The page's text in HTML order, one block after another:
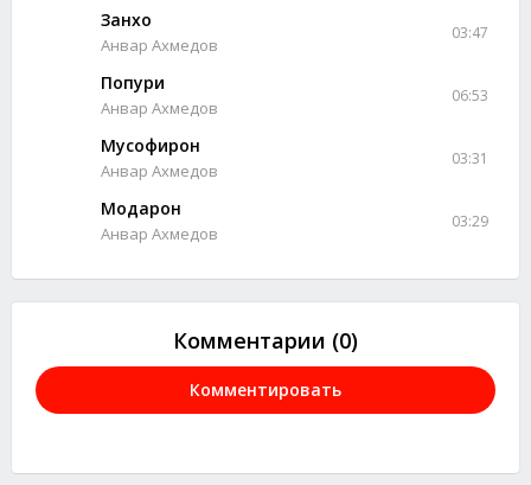
Занхо
Анвар Ахмедов
03:47
Попури
Анвар Ахмедов
06:53
Мусофирон
Анвар Ахмедов
03:31
Модарон
Анвар Ахмедов
03:29
Комментарии (0)
Комментировать